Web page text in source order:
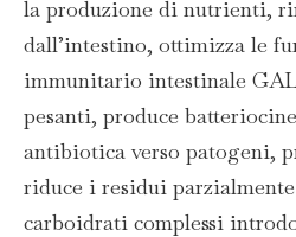
la produzione di nutrienti,
dall’intestino, ottimizza le
immunitario intestinale
pesanti, produce
antibiotica verso patogeni,
riduce i residui
carboidrati complessi